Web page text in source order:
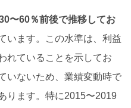
〜60％前後で推移してお
います。この水準は、利益
れていることを示してお
いないため、業績変動時で
ります。特に2015〜2019